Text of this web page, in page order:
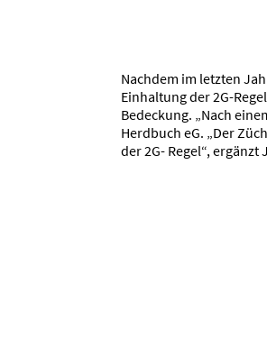
Nachdem im letzten
Einhaltung der 2G-
Bedeckung. „Nach
Herdbuch eG. „Der
der 2G- Regel“,